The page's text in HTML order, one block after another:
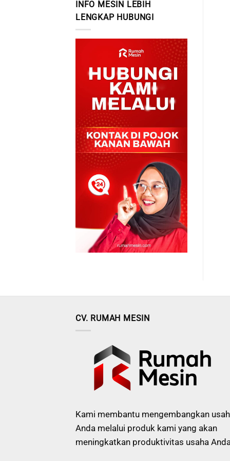
INFO MESIN LEBIH
LENGKAP HUBUNGI
CV. RUMAH MESIN
Kami membantu mengembangkan
Anda melalui produk kami yang akan
meningkatkan produktivitas usaha